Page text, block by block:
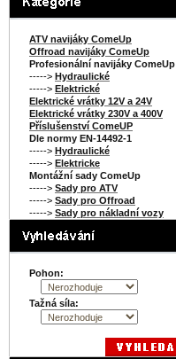
ATV navijáky ComeUp
Offroad navijáky ComeUp
Profesionální navijáky ComeUp
-----> Hydraulické
-----> Elektrické
Elektrické vrátky 12V a 24V
Elektrické vrátky 230V a 400V
Příslušenství ComeUP
Dle normy EN-14492-1
-----> Hydraulické
-----> Elektricke
Montážní sady ComeUp
-----> Sady pro ATV
-----> Sady pro Offroad
-----> Sady pro nákladní vozy
Pohon:
Tažná síla: